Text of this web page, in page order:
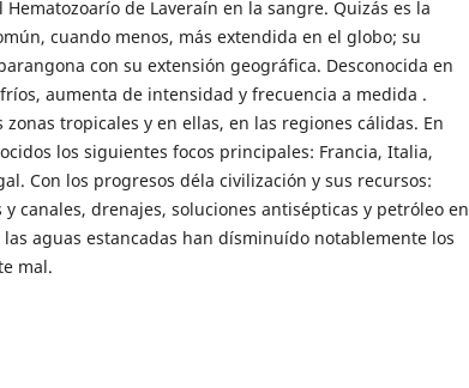
Hematozoarío de Laveraín en la sangre. Quizás es la
cuando menos, más extendida en el globo; su
con su extensión geográfica. Desconocida en
aumenta de intensidad y frecuencia a medida .
zonas tropicales y en ellas, en las regiones cálidas. En
los siguientes focos principales: Francia, Italia,
Con los progresos déla civilización y sus recursos:
y canales, drenajes, soluciones antisépticas y petróleo en
aguas estancadas han dísminuído notablemente los
mal.